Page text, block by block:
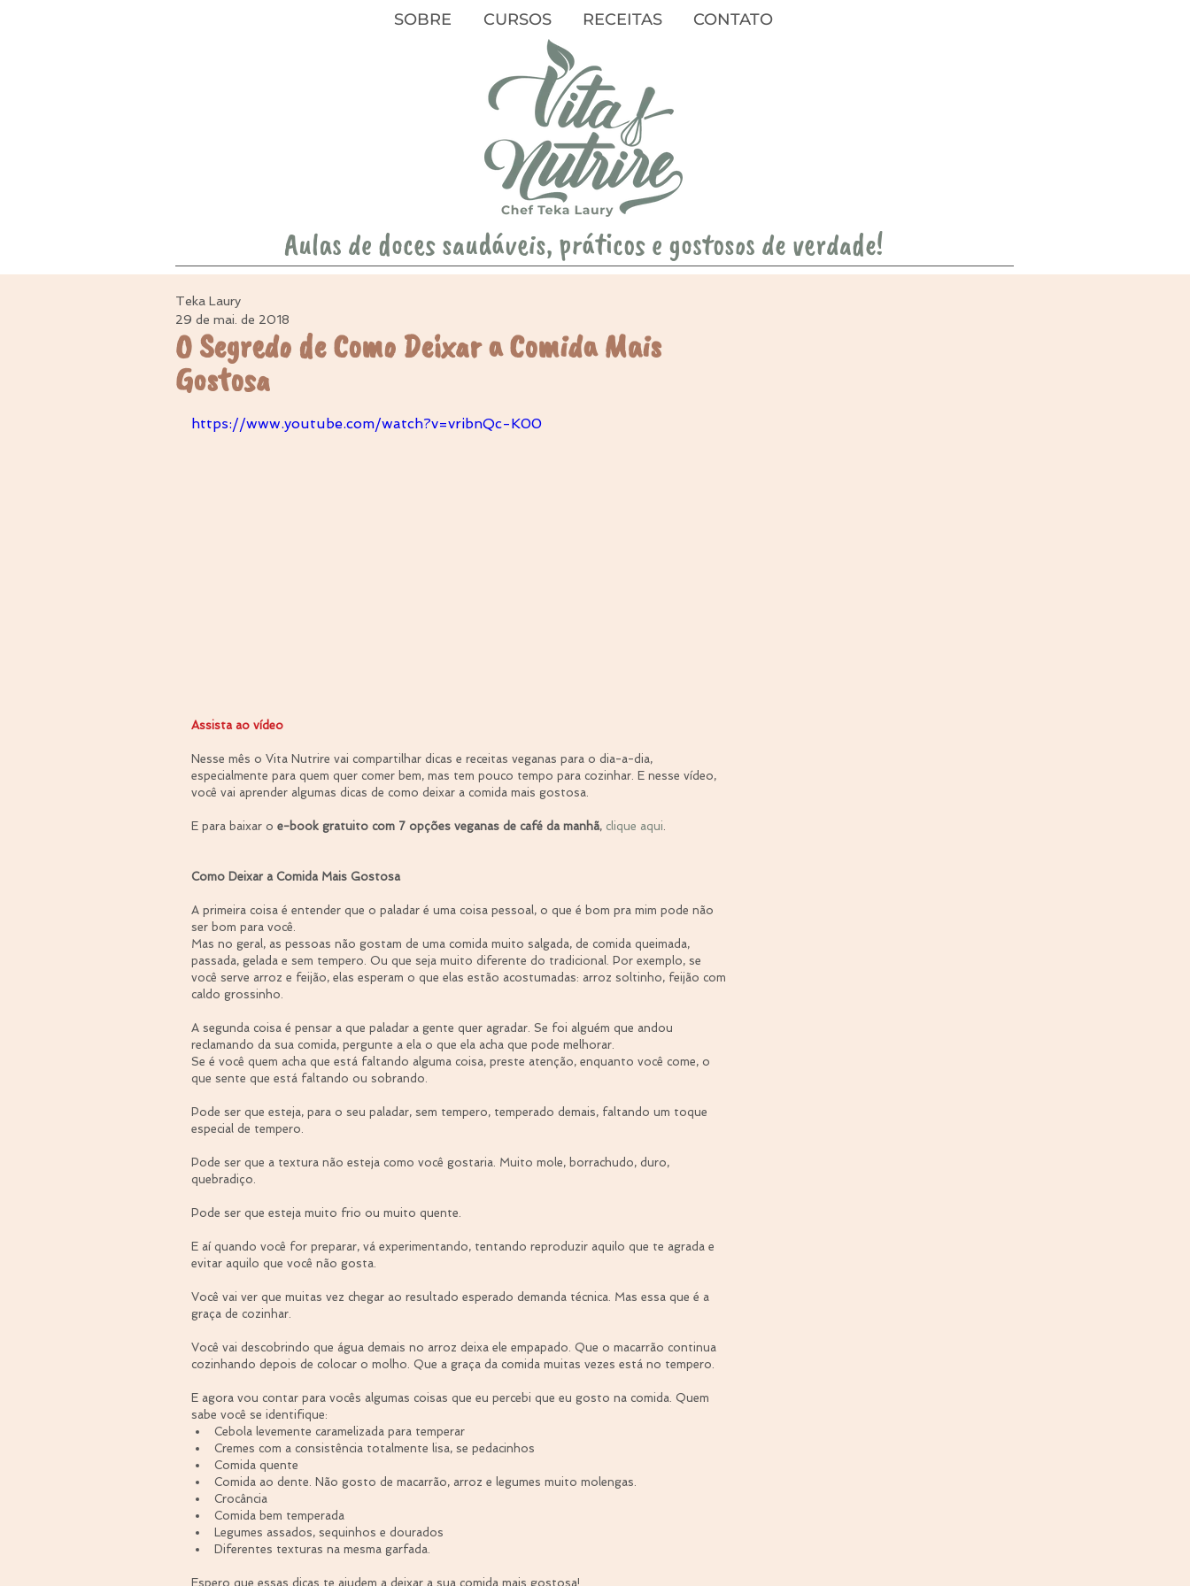
SOBRE CURSOS RECEITAS CONTATO
Aulas de doces saudáveis, práticos e gostosos de verdade!
O Segredo de Como Deixar a Comida Mais
Gostosa
Teka Laury
29 de mai. de 2018
https://www.youtube.com/watch?v=vribnQc-K00
Assista ao vídeo
Nesse mês o Vita Nutrire vai compartilhar dicas e receitas veganas para o dia-a-dia,
especialmente para quem quer comer bem, mas tem pouco tempo para cozinhar. E nesse vídeo,
você vai aprender algumas dicas de como deixar a comida mais gostosa.
E para baixar o e-book gratuito com 7 opções veganas de café da manhã, clique aqui.
Como Deixar a Comida Mais Gostosa
A primeira coisa é entender que o paladar é uma coisa pessoal, o que é bom pra mim pode não
ser bom para você.
Mas no geral, as pessoas não gostam de uma comida muito salgada, de comida queimada,
passada, gelada e sem tempero. Ou que seja muito diferente do tradicional. Por exemplo, se
você serve arroz e feijão, elas esperam o que elas estão acostumadas: arroz soltinho, feijão com
caldo grossinho.
A segunda coisa é pensar a que paladar a gente quer agradar. Se foi alguém que andou
reclamando da sua comida, pergunte a ela o que ela acha que pode melhorar.
Se é você quem acha que está faltando alguma coisa, preste atenção, enquanto você come, o
que sente que está faltando ou sobrando.
Pode ser que esteja, para o seu paladar, sem tempero, temperado demais, faltando um toque
especial de tempero.
Pode ser que a textura não esteja como você gostaria. Muito mole, borrachudo, duro,
quebradiço.
Pode ser que esteja muito frio ou muito quente.
E aí quando você for preparar, vá experimentando, tentando reproduzir aquilo que te agrada e
evitar aquilo que você não gosta.
Você vai ver que muitas vez chegar ao resultado esperado demanda técnica. Mas essa que é a
graça de cozinhar.
Você vai descobrindo que água demais no arroz deixa ele empapado. Que o macarrão continua
cozinhando depois de colocar o molho. Que a graça da comida muitas vezes está no tempero.
E agora vou contar para vocês algumas coisas que eu percebi que eu gosto na comida. Quem
sabe você se identifique:
Cebola levemente caramelizada para temperar
Cremes com a consistência totalmente lisa, se pedacinhos
Comida quente
Comida ao dente. Não gosto de macarrão, arroz e legumes muito molengas.
Crocância
Comida bem temperada
Legumes assados, sequinhos e dourados
Diferentes texturas na mesma garfada.
Espero que essas dicas te ajudem a deixar a sua comida mais gostosa!